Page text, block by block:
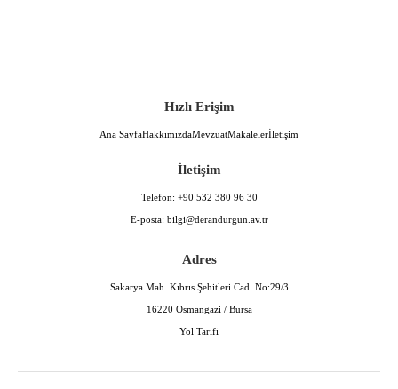
Hızlı Erişim
Ana SayfaHakkımızdaMevzuatMakalelerİletişim
İletişim
Telefon: +90 532 380 96 30
E-posta: bilgi@derandurgun.av.tr
Adres
Sakarya Mah. Kıbrıs Şehitleri Cad. No:29/3
16220 Osmangazi / Bursa
Yol Tarifi